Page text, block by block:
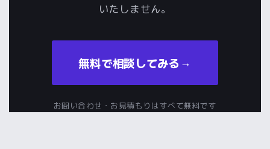
いたしません。
無料で相談してみる →
お問い合わせ・お見積もりはすべて無料です